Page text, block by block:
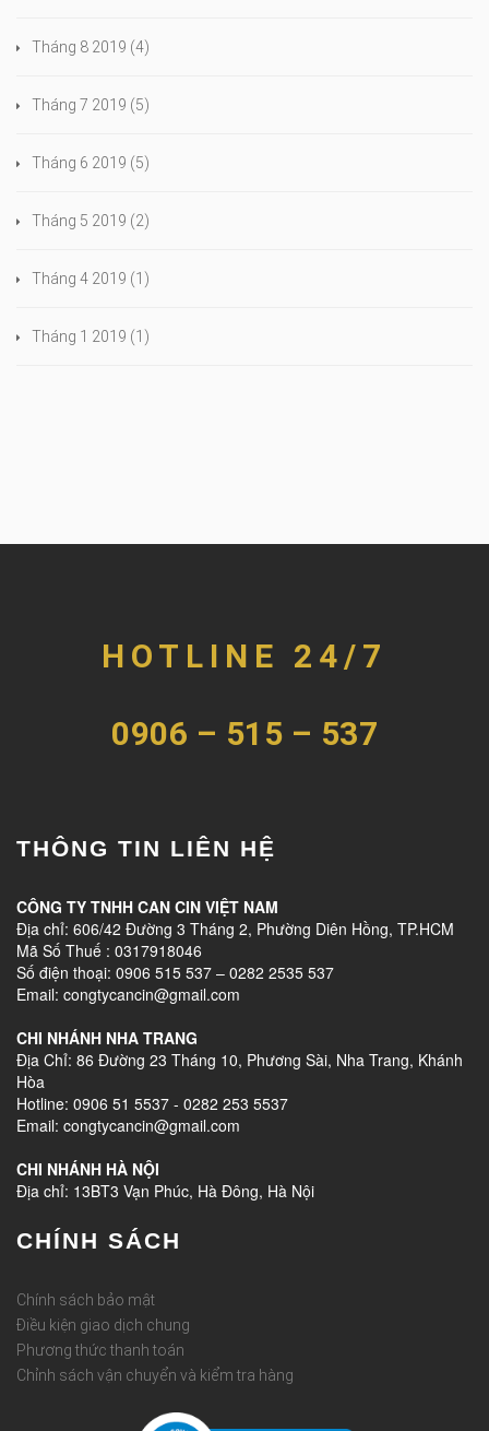
Tháng 8 2019 (4)
Tháng 7 2019 (5)
Tháng 6 2019 (5)
Tháng 5 2019 (2)
Tháng 4 2019 (1)
Tháng 1 2019 (1)
HOTLINE 24/7
0906 – 515 – 537
THÔNG TIN LIÊN HỆ
CÔNG TY TNHH CAN CIN VIỆT NAM
Địa chỉ: 606/42 Đường 3 Tháng 2, Phường Diên Hồng, TP.HCM
Mã Số Thuế : 0317918046
Số điện thoại: 0906 515 537 – 0282 2535 537
Email: congtycancin@gmail.com
CHI NHÁNH NHA TRANG
Địa Chỉ: 86 Đường 23 Tháng 10, Phương Sài, Nha Trang, Khánh
Hòa
Hotline: 0906 51 5537 - 0282 253 5537
Email: congtycancin@gmail.com
CHI NHÁNH HÀ NỘI
Địa chỉ: 13BT3 Vạn Phúc, Hà Đông, Hà Nội
CHÍNH SÁCH
Chính sách bảo mật
Điều kiện giao dịch chung
Phương thức thanh toán
Chỉnh sách vận chuyển và kiểm tra hàng